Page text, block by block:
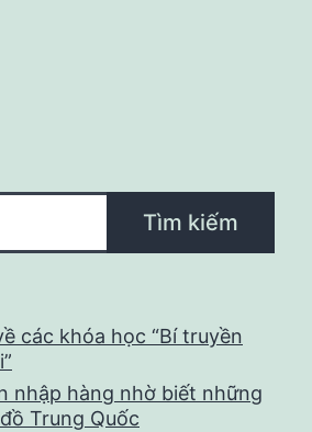
Tìm kiếm
các khóa học “Bí truyền
nhập hàng nhờ biết những
Trung Quốc